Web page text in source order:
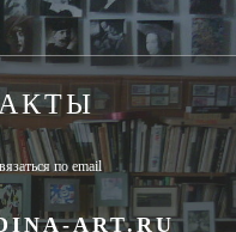
по email
ART.RU